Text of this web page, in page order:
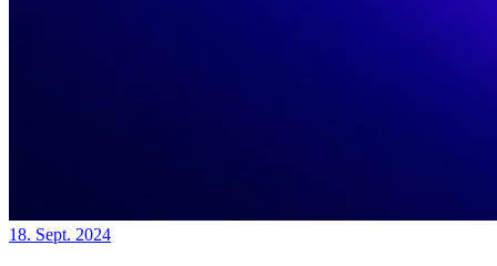
18. Sept. 2024